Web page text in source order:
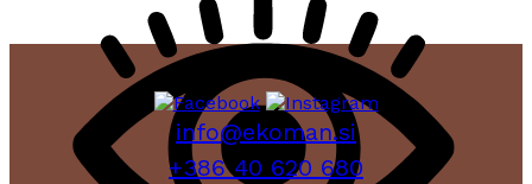
info@ekoman.si
+386 40 620 680